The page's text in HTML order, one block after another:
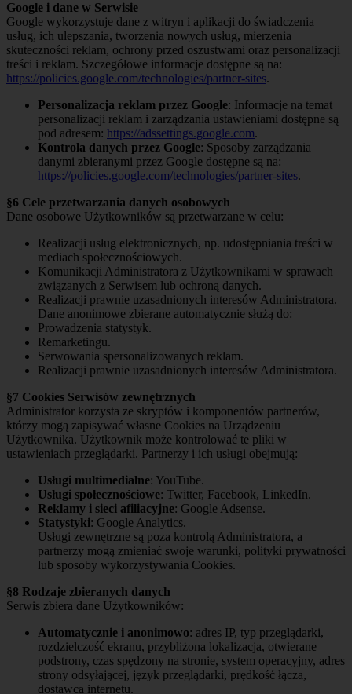
Google i dane w Serwisie
Google wykorzystuje dane z witryn i aplikacji do świadczenia
usług, ich ulepszania, tworzenia nowych usług, mierzenia
skuteczności reklam, ochrony przed oszustwami oraz personalizacji
treści i reklam. Szczegółowe informacje dostępne są na:
https://policies.google.com/technologies/partner-sites.
Personalizacja reklam przez Google: Informacje na temat
personalizacji reklam i zarządzania ustawieniami dostępne są
pod adresem: https://adssettings.google.com.
Kontrola danych przez Google: Sposoby zarządzania
danymi zbieranymi przez Google dostępne są na:
https://policies.google.com/technologies/partner-sites.
§6 Cele przetwarzania danych osobowych
Dane osobowe Użytkowników są przetwarzane w celu:
Realizacji usług elektronicznych, np. udostępniania treści w
mediach społecznościowych.
Komunikacji Administratora z Użytkownikami w sprawach
związanych z Serwisem lub ochroną danych.
Realizacji prawnie uzasadnionych interesów Administratora.
Dane anonimowe zbierane automatycznie służą do:
Prowadzenia statystyk.
Remarketingu.
Serwowania spersonalizowanych reklam.
Realizacji prawnie uzasadnionych interesów Administratora.
§7 Cookies Serwisów zewnętrznych
Administrator korzysta ze skryptów i komponentów partnerów,
którzy mogą zapisywać własne Cookies na Urządzeniu
Użytkownika. Użytkownik może kontrolować te pliki w
ustawieniach przeglądarki. Partnerzy i ich usługi obejmują:
Usługi multimedialne: YouTube.
Usługi społecznościowe: Twitter, Facebook, LinkedIn.
Reklamy i sieci afiliacyjne: Google Adsense.
Statystyki: Google Analytics.
Usługi zewnętrzne są poza kontrolą Administratora, a
partnerzy mogą zmieniać swoje warunki, polityki prywatności
lub sposoby wykorzystywania Cookies.
§8 Rodzaje zbieranych danych
Serwis zbiera dane Użytkowników:
Automatycznie i anonimowo: adres IP, typ przeglądarki,
rozdzielczość ekranu, przybliżona lokalizacja, otwierane
podstrony, czas spędzony na stronie, system operacyjny, adres
strony odsyłającej, język przeglądarki, prędkość łącza,
dostawca internetu.